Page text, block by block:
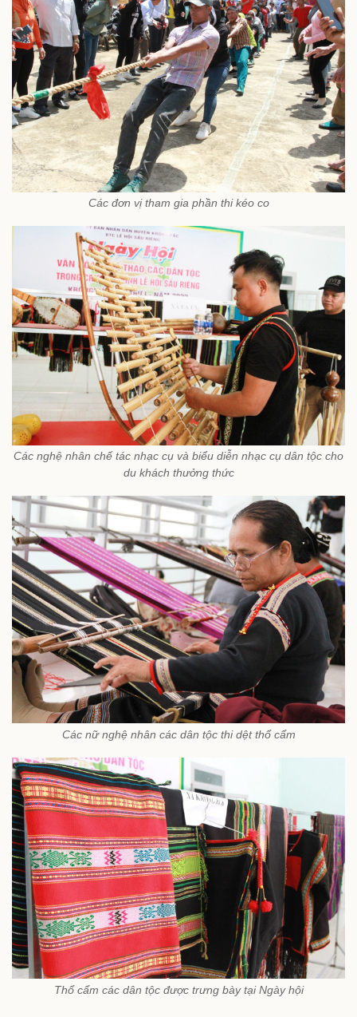
Các đơn vị tham gia phần thi kéo co
Các nghệ nhân chế tác nhạc cụ và biểu diễn nhạc cụ dân tộc cho
du khách thưởng thức
Các nữ nghệ nhân các dân tộc thi dệt thổ cẩm
Thổ cẩm các dân tộc được trưng bày tại Ngày hội